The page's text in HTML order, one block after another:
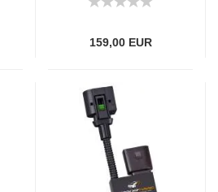
159,00 EUR